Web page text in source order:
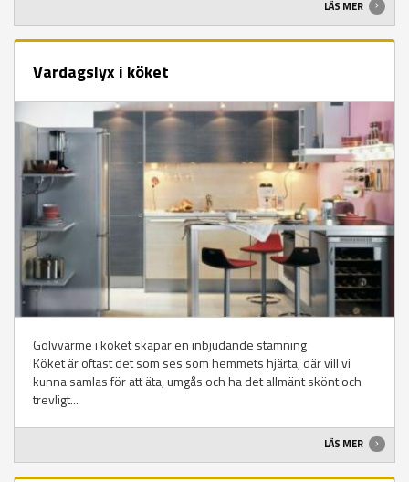
LÄS MER
Vardagslyx i köket
Golvvärme i köket skapar en inbjudande stämning
Köket är oftast det som ses som hemmets hjärta, där vill vi
kunna samlas för att äta, umgås och ha det allmänt skönt och
trevligt...
LÄS MER